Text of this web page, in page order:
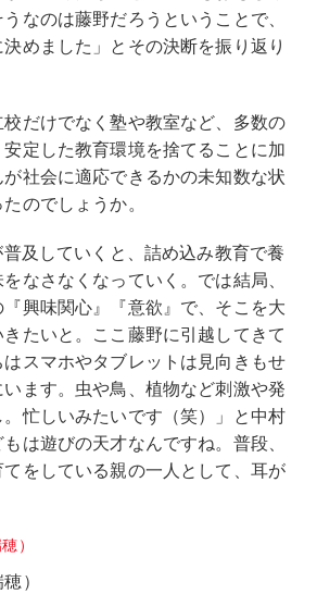
なのは藤野だろうということで、
めました」とその決断を振り返り
だけでなく塾や教室など、多数の
定した教育環境を捨てることに加
社会に適応できるかの未知数な状
のでしょうか。
普及していくと、詰め込み教育で養
なさなくなっていく。では結局、
興味関心』『意欲』で、そこを大
たいと。ここ藤野に引越してきて
スマホやタブレットは見向きもせ
ます。虫や鳥、植物など刺激や発
忙しいみたいです（笑）」と中村
は遊びの天才なんですね。普段、
をしている親の一人として、耳が
）